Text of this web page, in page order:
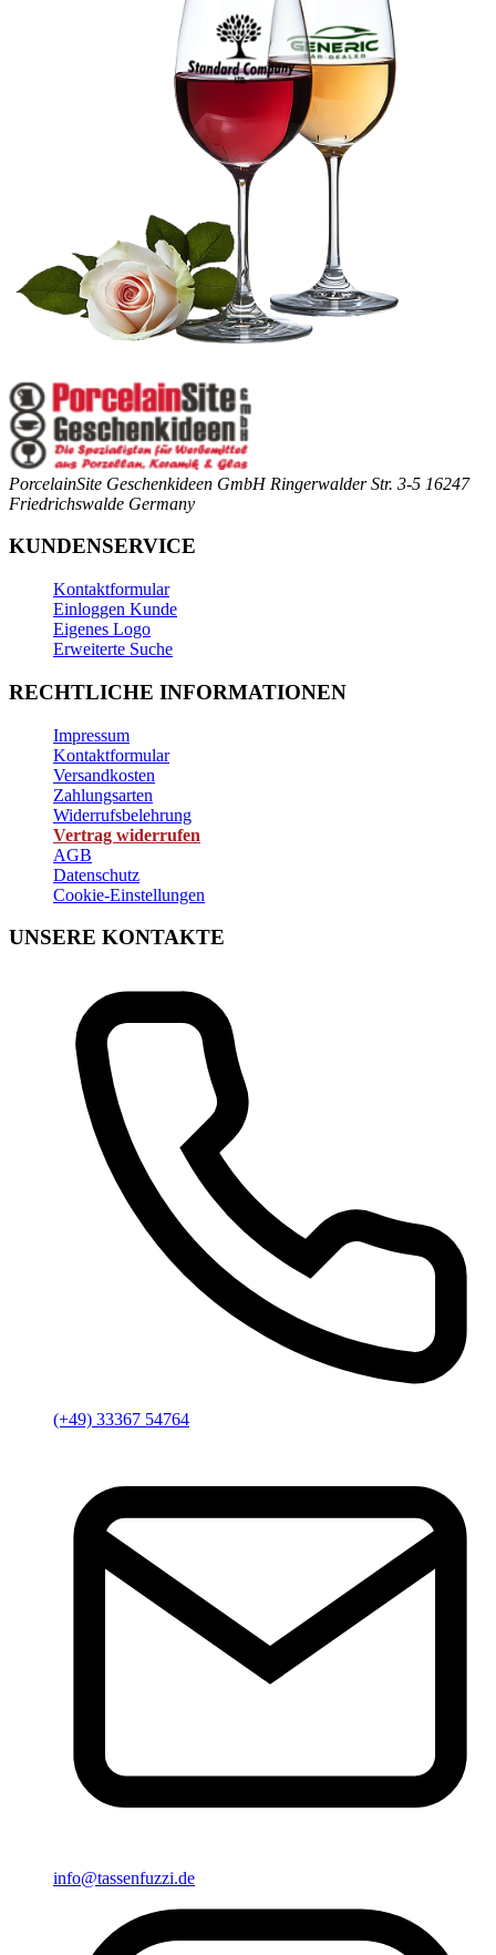
PorcelainSite Geschenkideen GmbH Ringerwalder Str. 3-5 16247
Friedrichswalde Germany
KUNDENSERVICE
Kontaktformular
Einloggen Kunde
Eigenes Logo
Erweiterte Suche
RECHTLICHE INFORMATIONEN
Impressum
Kontaktformular
Versandkosten
Zahlungsarten
Widerrufsbelehrung
Vertrag widerrufen
AGB
Datenschutz
Cookie-Einstellungen
UNSERE KONTAKTE
(+49) 33367 54764
info@tassenfuzzi.de